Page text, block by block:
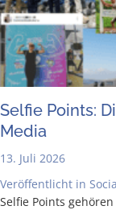
Sel­fie Points:
Media
13. Juli 2026
Veröffentlicht in
Sel­fie Points